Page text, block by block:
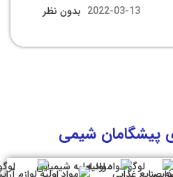
2022-03-13 بدون نظر
پیشگامان شیمی